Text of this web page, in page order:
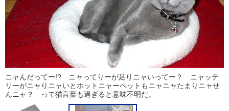
ニャんだってー!? ニャってりーが足りニャいってー？ ニャッテ
リーがニャりニャいとホットニャーペットもニャニャたまりニャせ
んニャ？ って猫言葉も過ぎると意味不明だ。